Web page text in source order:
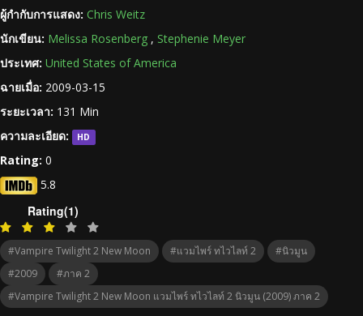
ผู้กำกับการแสดง: Chris Weitz
นักเขียน: Melissa Rosenberg , Stephenie Meyer
ประเทศ: United States of America
ฉายเมื่อ: 2009-03-15
ระยะเวลา: 131 Min
ความละเอียด:
HD
Rating: 0
5.8
Rating(1)
#Vampire Twilight 2 New Moon #แวมไพร์ ทไวไลท์ 2
#นิวมูน
#2009
#ภาค 2
#Vampire Twilight 2 New Moon แวมไพร์ ทไวไลท์ 2 นิวมูน (2009) ภาค 2